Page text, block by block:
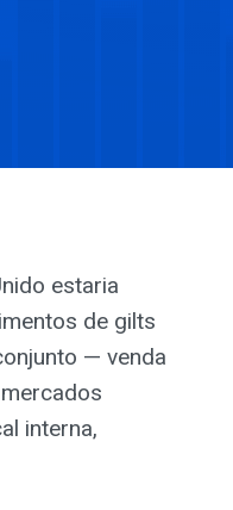
estaria
de gilts
— venda
interna,